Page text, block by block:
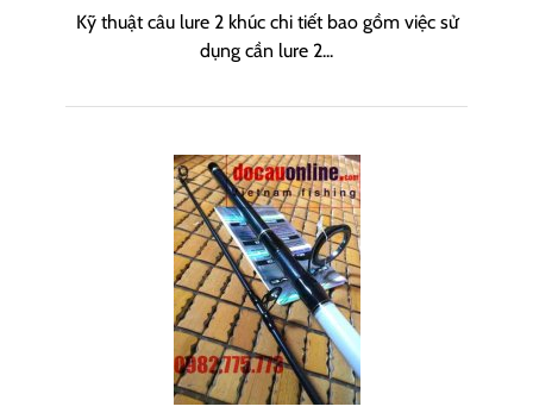
Kỹ thuật câu lure 2 khúc chi tiết bao gồm việc sử
dụng cần lure 2...